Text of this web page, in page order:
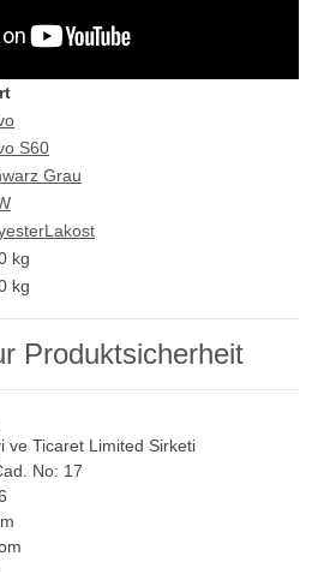
S60
Grau
Lakost
kg
kg
Produktsicherheit
ve Ticaret Limited Sirketi
No: 17